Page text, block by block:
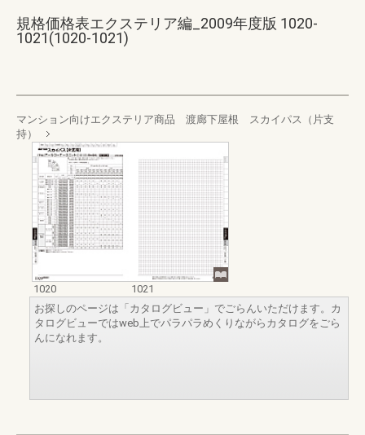
規格価格表エクステリア編_2009年度版 1020-
1021(1020-1021)
マンション向けエクステリア商品 渡廊下屋根 スカイパス（片支
持）
1020
1021
お探しのページは「カタログビュー」でごらんいただけます。カ
タログビューではweb上でパラパラめくりながらカタログをごら
んになれます。